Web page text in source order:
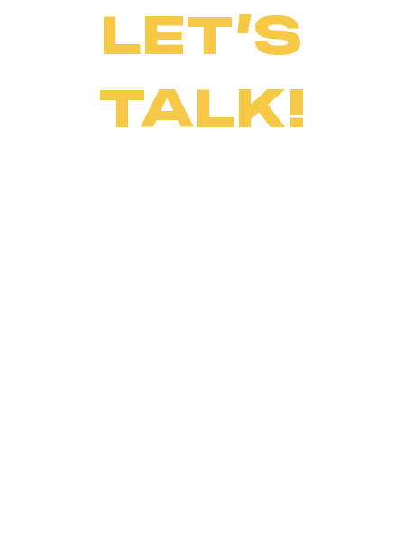
LET’S
TALK!